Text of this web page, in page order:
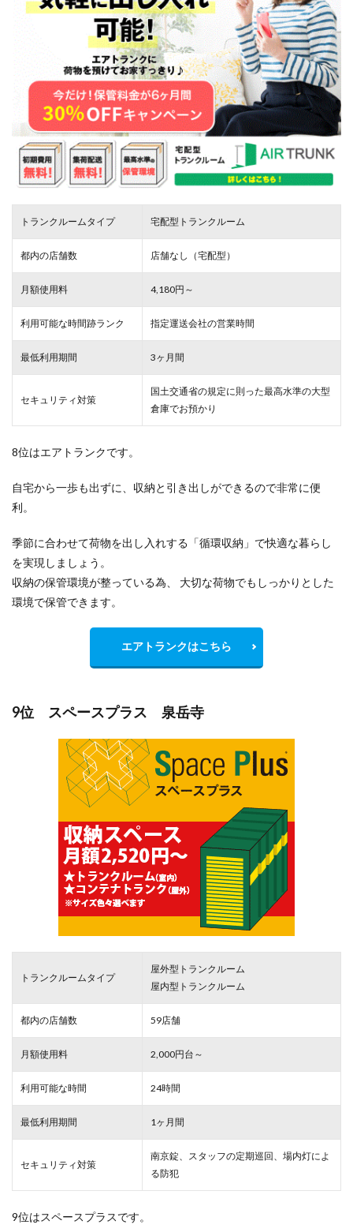
トランクルームタイプ 宅配型トランクルーム
都内の店舗数 店舗なし（宅配型）
月額使用料 4,180円～
利用可能な時間跡ランク 指定運送会社の営業時間
最低利用期間 3ヶ月間
セキュリティ対策
国土交通省の規定に則った最高水準の大型
倉庫でお預かり
8位はエアトランクです。
自宅から一歩も出ずに、収納と引き出しができるので非常に便
利。
季節に合わせて荷物を出し入れする「循環収納」で快適な暮らし
を実現しましょう。
収納の保管環境が整っている為、 大切な荷物でもしっかりとした
環境で保管できます。
エアトランクはこちら
9位 スペースプラス 泉岳寺
トランクルームタイプ
屋外型トランクルーム
屋内型トランクルーム
都内の店舗数 59店舗
月額使用料 2,000円台～
利用可能な時間 24時間
最低利用期間 1ヶ月間
セキュリティ対策
南京錠、スタッフの定期巡回、場内灯によ
る防犯
9位はスペースプラスです。